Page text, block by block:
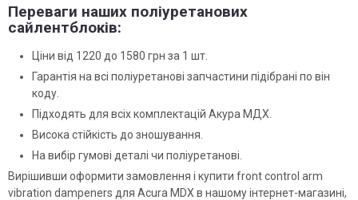
Переваги наших поліуретанових
сайлентблоків:
Ціни від 1220 до 1580 грн за 1 шт.
Гарантія на всі поліуретанові запчастини підібрані по він
коду.
Підходять для всіх комплектацій Акура МДХ.
Висока стійкість до зношування.
На вибір гумові деталі чи поліуретанові.
Вирішивши оформити замовлення і купити front control arm
vibration dampeners для Acura MDX в нашому інтернет-магазині,